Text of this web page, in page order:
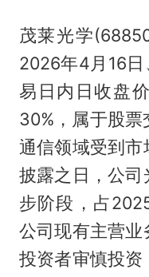
茂莱光学
2026年4月16
易日内日收盘
30%，属于股
通信领域受到
披露之日，公司
步阶段，占
公司现有主营
投资者审慎投资